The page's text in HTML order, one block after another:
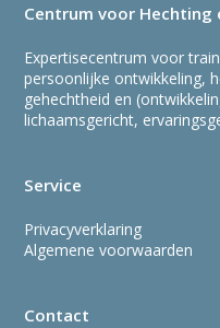
Centrum voor Hechting
Expertisecentrum voor
persoonlijke ontwikkeling,
gehechtheid en
lichaamsgericht,
Service
Privacyverklaring
Algemene voorwaarden
Contact